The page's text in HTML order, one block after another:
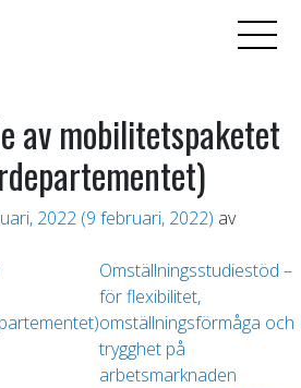
av mobilitetspaketet
2022 (9 februari, 2022) av
Omställningsstudiestöd –
för flexibilitet,
omställningsförmåga och
trygghet på
arbetsmarknaden